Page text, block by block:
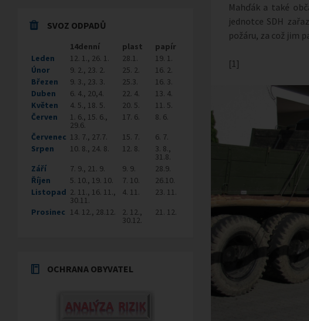
Mahďák a také
jednotce SDH
požáru, za což jim
[1]
SVOZ ODPADŮ
14denní plast
papír
Leden
12. 1., 26. 1. 28.1.
19. 1.
Únor
9. 2., 23. 2. 25. 2.
16. 2.
Březen
9. 3., 23. 3. 25.3.
16. 3.
Duben
6. 4., 20,4. 22. 4.
13. 4.
Květen
4. 5., 18. 5. 20. 5.
11. 5.
Červen
1. 6., 15. 6.,
29.6.
17. 6.
8. 6.
Červenec 13. 7., 27.7. 15. 7.
6. 7.
Srpen
10. 8., 24. 8. 12. 8. 3. 8.,
31.8.
Září
7. 9., 21. 9. 9. 9.
28.9.
Říjen
5. 10., 19. 10. 7. 10.
26.10.
Listopad 2. 11., 16. 11.,
30.11.
4. 11.
23. 11.
Prosinec 14. 12., 28.12. 2. 12.,
30.12.
21. 12.
OCHRANA OBYVATEL